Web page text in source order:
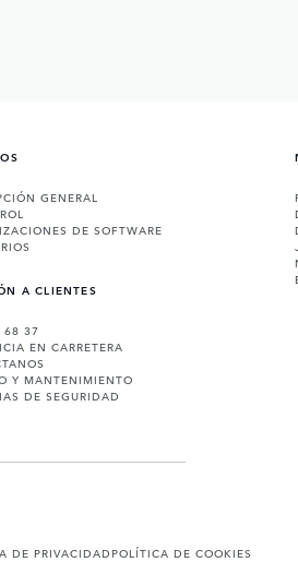
GENERAL
DE SOFTWARE
A CLIENTES
68 37
EN CARRETERA
Y MANTENIMIENTO
DE SEGURIDAD
DE PRIVACIDADPOLÍTICA DE COOKIES